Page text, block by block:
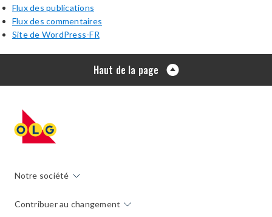
Flux des publications
Flux des commentaires
Site de WordPress-FR
Haut de la page
Notre société
Contribuer au changement